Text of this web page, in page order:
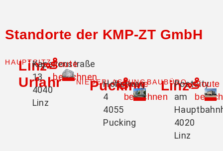
Standorte der KMP-ZT GmbH
HAUPTSITZ
Linz-
Urfahr
Kapellenstraße
13
4040
Linz
Route
berechnenNIEDERLASSUNG
Pucking
Hobelweg
4
4055
Pucking
Route
berechnen
BAUBÜRO
LinzPostcity
am
4020
Linz
Route